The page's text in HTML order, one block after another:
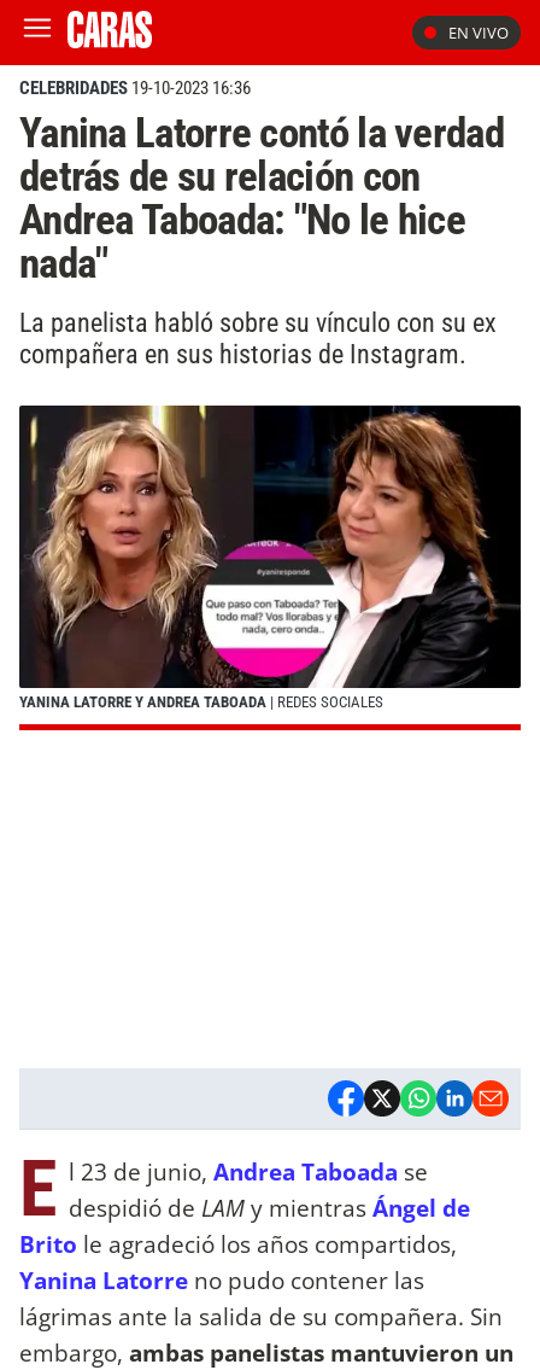
EN VIVO
CELEBRIDADES 19-10-2023 16:36
Yanina Latorre contó la verdad
detrás de su relación con
Andrea Taboada: "No le hice
nada"
La panelista habló sobre su vínculo con su ex
compañera en sus historias de Instagram.
YANINA LATORRE Y ANDREA TABOADA | REDES SOCIALES
E l 23 de junio, Andrea Taboada se
despidió de LAMy mientrasÁngel de
Brito le agradeció los años compartidos,
Yanina Latorre no pudo contener las
lágrimas ante la salida de su compañera. Sin
embargo, ambas panelistas mantuvieron un